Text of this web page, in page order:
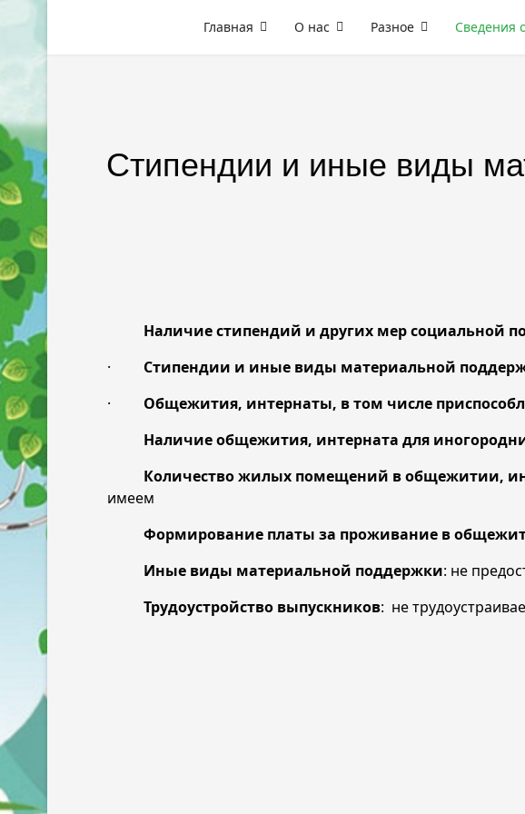
Главная О нас Разное Сведения
Стипендии и иные виды
Наличие стипендий и других мер социальной
· Стипендии и иные виды материальной
· Общежития, интернаты, в том числе
Наличие общежития, интерната для
Количество жилых помещений в общежитии,
имеем
Формирование платы за проживание в
Иные виды материальной поддержки: не
Трудоустройство выпускников: не